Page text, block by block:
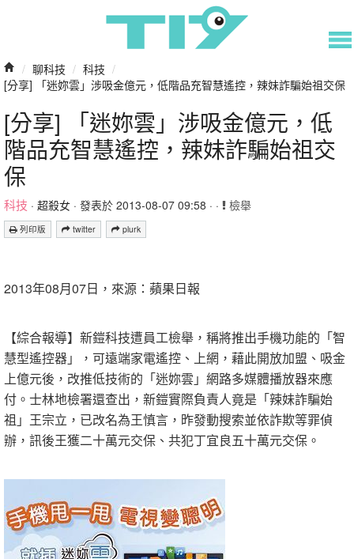
/ 聊科技 / 科技 /
[分享] 「迷妳雲」涉吸金億元，低階品充智慧遙控，辣妹詐騙始祖交保
[分享] 「迷妳雲」涉吸金億元，低
階品充智慧遙控，辣妹詐騙始祖交
保
科技 · 超殺女 · 發表於 2013-08-07 09:58 · · 檢舉
列印版 twitter plurk
2013年08月07日，來源：蘋果日報
【綜合報導】新鎧科技遭員工檢舉，稱將推出手機功能的「智
慧型遙控器」，可遠端家電遙控、上網，藉此開放加盟、吸金
上億元後，改推低技術的「迷妳雲」網路多媒體播放器來應
付。士林地檢署還查出，新鎧實際負責人竟是「辣妹詐騙始
祖」王宗立，已改名為王慎言，昨發動搜索並依詐欺等罪偵
辦，訊後王獲二十萬元交保、共犯丁宜良五十萬元交保。